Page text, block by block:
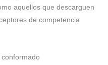
aquellos que descarguen
de competencia
conformado